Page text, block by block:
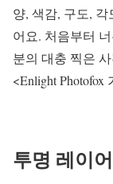
양, 색감, 구도,
어요. 처음부터
분의 대충 찍은
<Enlight Photofox
투명 레이